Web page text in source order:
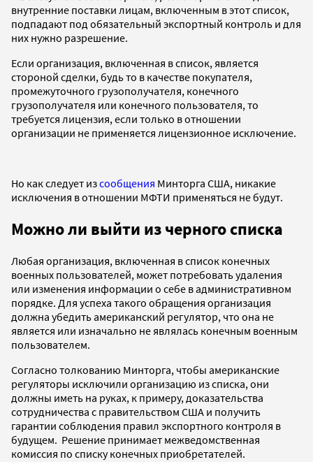
внутренние поставки лицам, включенным в этот список,
подпадают под обязательный экспортный контроль и для
них нужно разрешение.
Если организация, включенная в список, является
стороной сделки, будь то в качестве покупателя,
промежуточного грузополучателя, конечного
грузополучателя или конечного пользователя, то
требуется лицензия, если только в отношении
организации не применяется лицензионное исключение.
Но как следует изсообщения Минторга США, никакие
исключения в отношении МФТИ применяться не будут.
Можно ли выйти из черного списка
Любая организация, включенная в список конечных
военных пользователей, может потребовать удаления
или изменения информации о себе в административном
порядке. Для успеха такого обращения организация
должна убедить американский регулятор, что она не
является или изначально не являлась конечным военным
пользователем.
Согласно толкованию Минторга, чтобы американские
регуляторы исключили организацию из списка, они
должны иметь на руках, к примеру, доказательства
сотрудничества с правительством США и получить
гарантии соблюдения правил экспортного контроля в
будущем. Решение принимает межведомственная
комиссия по списку конечных приобретателей.